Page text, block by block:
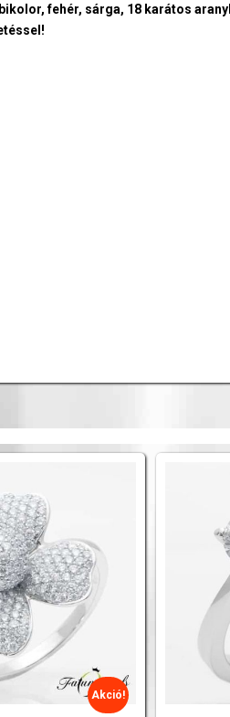
fehér, sárga, 18 karátos
Akció!